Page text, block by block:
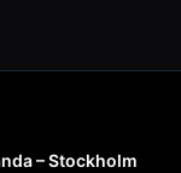
– Stockholm